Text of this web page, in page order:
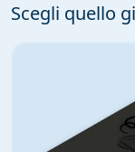
Scegli quello